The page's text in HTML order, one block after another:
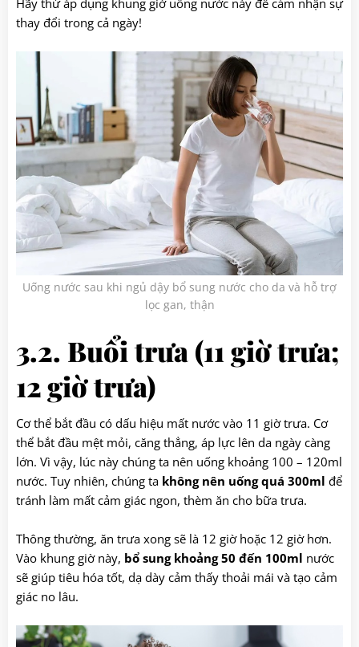
Hãy thử áp dụng khung giờ uống nước này để cảm nhận sự
thay đổi trong cả ngày!
Uống nước sau khi ngủ dậy bổ sung nước cho da và hỗ trợ
lọc gan, thận
3.2. Buổi trưa (11 giờ trưa;
12 giờ trưa)
Cơ thể bắt đầu có dấu hiệu mất nước vào 11 giờ trưa. Cơ
thể bắt đầu mệt mỏi, căng thẳng, áp lực lên da ngày càng
lớn. Vì vậy, lúc này chúng ta nên uống khoảng 100 – 120ml
nước. Tuy nhiên, chúng ta không nên uống quá 300ml để
tránh làm mất cảm giác ngon, thèm ăn cho bữa trưa.
Thông thường, ăn trưa xong sẽ là 12 giờ hoặc 12 giờ hơn.
Vào khung giờ này, bổ sung khoảng 50 đến 100ml nước
sẽ giúp tiêu hóa tốt, dạ dày cảm thấy thoải mái và tạo cảm
giác no lâu.